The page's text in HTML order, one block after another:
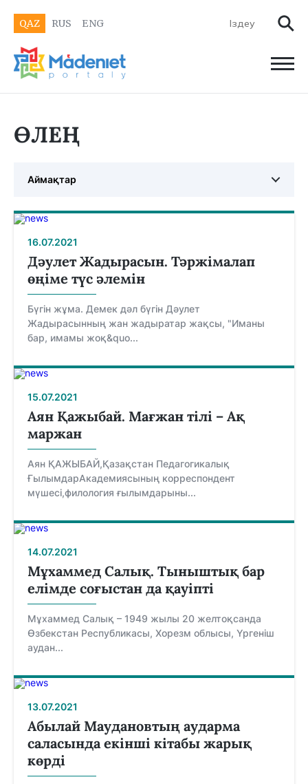
QAZ RUS ENG
ӨЛЕҢ
Аймақтар
16.07.2021
Дәулет Жадырасын. Тәржімалап
өңіме түс әлемін
Бүгін жұма. Демек дәл бүгін Дәулет
Жадырасынның жан жадыратар жақсы, "Иманы
бар, имамы жоқ&quo...
15.07.2021
Аян Қажыбай. Мағжан тілі – Ақ
маржан
Аян ҚАЖЫБАЙ,Қазақстан Педагогикалық
ҒылымдарАкадемиясының корреспондент
мүшесі,филология ғылымдарыны...
14.07.2021
Мұхаммед Салық. Тыныштық бар
елімде соғыстан да қауіпті
Мұхаммед Салық – 1949 жылы 20 желтоқсанда
Өзбекстан Республикасы, Хорезм облысы, Үргеніш
аудан...
13.07.2021
Абылай Маудановтың аударма
саласында екінші кітабы жарық
көрді